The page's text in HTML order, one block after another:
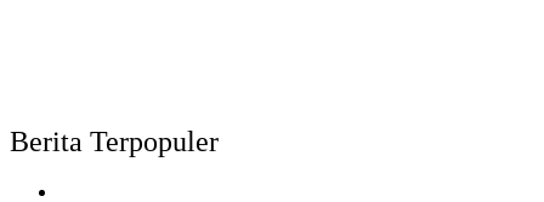
Berita Terpopuler